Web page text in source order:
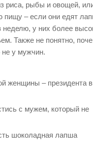
риса, рыбы и овощей,
пищу – если они едят
неделю, у них более
Также не понятно,
у мужчин.
женщины – президента в
с мужем, который не
шоколадная лапша